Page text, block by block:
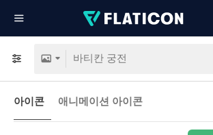
아이콘 애니메이션 아이콘